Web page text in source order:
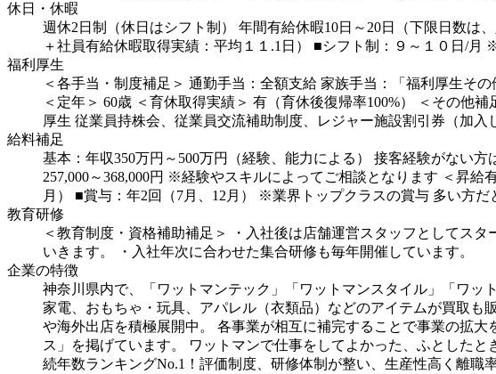
休日・休暇
週休2日制（休日はシフト制）
年間有給休暇10日～20日（下限日数は
＋社員有給休暇取得実績：平均１１.1日）
■シフト制：９～１０日/月
福利厚生
＜各手当・制度補足＞ 通勤手当：全額支給 家族手当：「福利厚生その
＜定年＞ 60歳 ＜育休取得実績＞ 有（育休後復帰率100%） ＜その他補
厚生 従業員持株会、従業員交流補助制度、レジャー施設割引券（加
給料補足
基本：年収350万円～500万円（経験、能力による）
接客経験がない方
257,000～368,000円 ※経験やスキルによってご相談となります ＜昇給
月）
■賞与：年2回（7月、12月） ※業界トップクラスの賞与 多い方だ
教育研修
＜教育制度・資格補助補足＞
・入社後は店舗運営スタッフとしてス
いきます。
・入社年次に合わせた集合研修も毎年開催しています。
企業の特徴
神奈川県内で、「ワットマンテック」「ワットマンスタイル」「ワッ
家電、おもちゃ・玩具、アパレル（衣類品）などのアイテムが買取も
や海外出店を積極展開中。
各事業が相互に補完することで事業の拡大
ス」を掲げています。
ワットマンで仕事をしてよかった、ふとしたと
続年数ランキングNo.1！評価制度、研修体制が整い、生産性高く離職